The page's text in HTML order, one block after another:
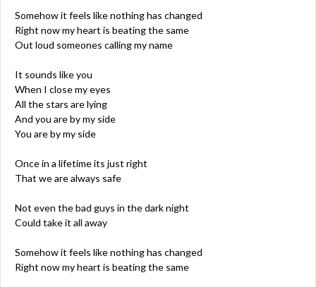
Somehow it feels like nothing has changed
Right now my heart is beating the same
Out loud someones calling my name
It sounds like you
When I close my eyes
All the stars are lying
And you are by my side
You are by my side
Once in a lifetime its just right
That we are always safe
Not even the bad guys in the dark night
Could take it all away
Somehow it feels like nothing has changed
Right now my heart is beating the same